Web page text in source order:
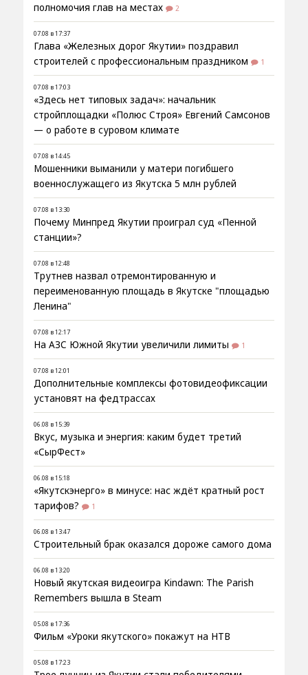
полномочия глав на местах
2
07.08 в 17:37
Глава «Железных дорог Якутии» поздравил
строителей с профессиональным праздником
1
07.08 в 17:03
«Здесь нет типовых задач»: начальник
стройплощадки «Полюс Строя» Евгений Самсонов
— о работе в суровом климате
07.08 в 14:45
Мошенники выманили у матери погибшего
военнослужащего из Якутска 5 млн рублей
07.08 в 13:30
Почему Минпред Якутии проиграл суд «Пенной
станции»?
07.08 в 12:48
Трутнев назвал отремонтированную и
переименованную площадь в Якутске "площадью
Ленина"
07.08 в 12:17
На АЗС Южной Якутии увеличили лимиты 1
07.08 в 12:01
Дополнительные комплексы фотовидеофиксации
установят на федтрассах
06.08 в 15:39
Вкус, музыка и энергия: каким будет третий
«СырФест»
06.08 в 15:18
«Якутскэнерго» в минусе: нас ждёт кратный рост
тарифов?
1
06.08 в 13:47
Строительный брак оказался дороже самого дома
06.08 в 13:20
Новый якутская видеоигра Kindawn: The Parish
Remembers вышла в Steam
05.08 в 17:36
Фильм «Уроки якутского» покажут на НТВ
05.08 в 17:23